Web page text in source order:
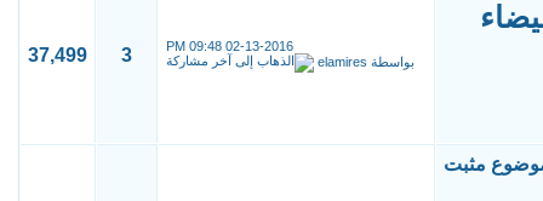
02-13-2016
09:48 PM
بواسطة elamires
3
37,499